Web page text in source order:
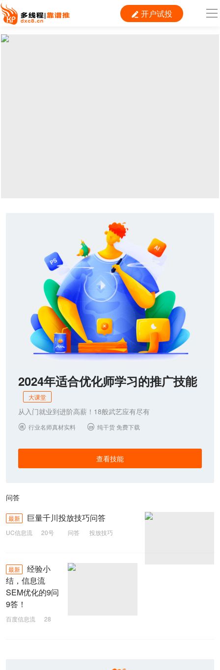
 开户试投
导
联系我们
2024年适合优化师学习的推广技能
大课堂
从入门就业到进阶高薪！18般武艺应有尽有
 行业名师真材实料  纯干货 免费下载
查看技能
问答
最新 巨量千川投放技巧问答
UC信息流 20号 问答
投放技巧
最新
经验小
结，信息流
SEM优化的9问
9答！
百度信息流
28